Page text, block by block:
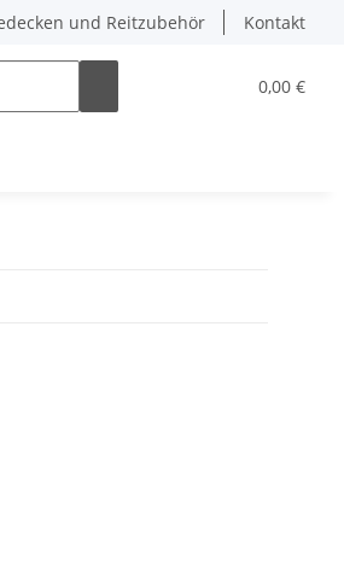
und Reitzubehör Kontakt
0,00 €